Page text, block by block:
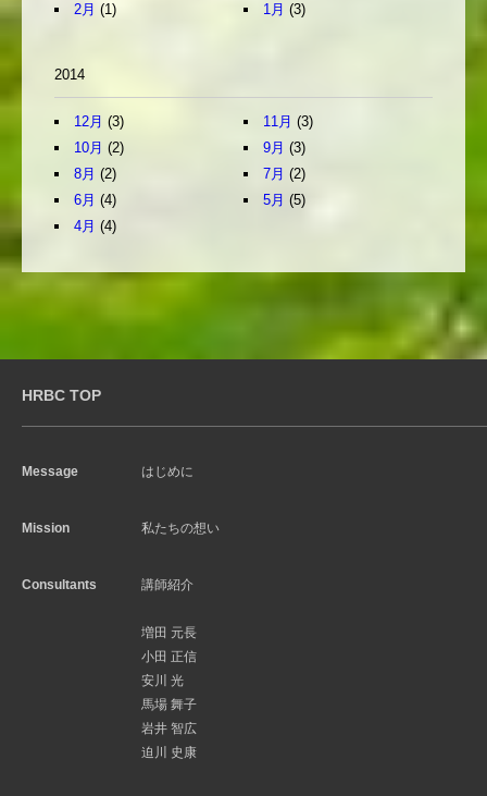
2月 (1) 1月 (3)
2014
12月 (3) 11月 (3)
10月 (2) 9月 (3)
8月 (2) 7月 (2)
6月 (4) 5月 (5)
4月 (4)
HRBC TOP
Message はじめに
Mission 私たちの想い
Consultants 講師紹介
増田 元長
小田 正信
安川 光
馬場 舞子
岩井 智広
迫川 史康